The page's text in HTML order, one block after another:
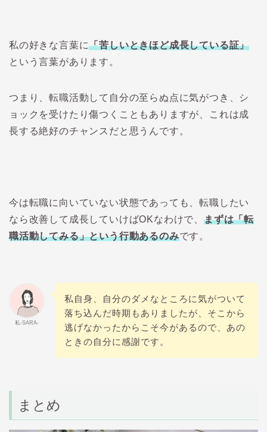
私の好きな言葉に「苦しいときほど成長している証」
という言葉があります。
つまり、転職活動して自分の至らぬ点に気がつき、シ
ョックを受けたり傷つくこともありますが、これは成
長する絶好のチャンスだと思うんです。
今は転職に向いていない状態であっても、転職したい
なら改善して成長していけばOKなわけで、 まずは「転
職活動してみる」という行動あるのみです。
私-SARA-
私自身、自分のダメなところに気がついて
落ち込んだ時期もありましたが、そこから
逃げなかったからこそ今があるので、あの
ときの自分に感謝です。
まとめ